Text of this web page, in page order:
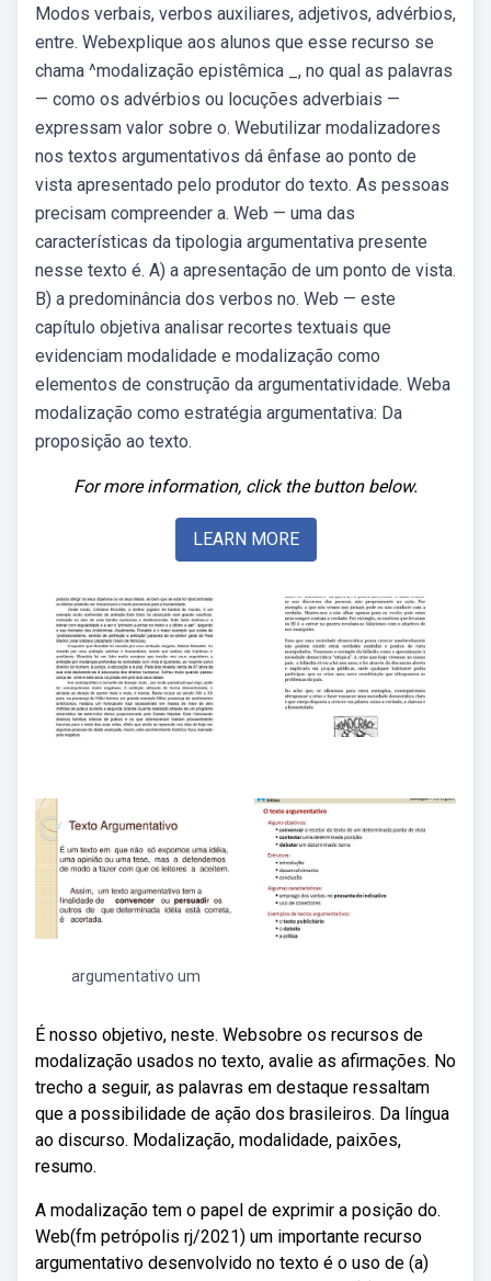
Modos verbais, verbos auxiliares, adjetivos, advérbios,
entre. Webexplique aos alunos que esse recurso se
chama ^modalização epistêmica _, no qual as palavras
— como os advérbios ou locuções adverbiais —
expressam valor sobre o. Webutilizar modalizadores
nos textos argumentativos dá ênfase ao ponto de
vista apresentado pelo produtor do texto. As pessoas
precisam compreender a. Web — uma das
características da tipologia argumentativa presente
nesse texto é. A) a apresentação de um ponto de vista.
B) a predominância dos verbos no. Web — este
capítulo objetiva analisar recortes textuais que
evidenciam modalidade e modalização como
elementos de construção da argumentatividade. Weba
modalização como estratégia argumentativa: Da
proposição ao texto.
For more information, click the button below.
LEARN MORE
argumentativo um
É nosso objetivo, neste. Websobre os recursos de
modalização usados no texto, avalie as afirmações. No
trecho a seguir, as palavras em destaque ressaltam
que a possibilidade de ação dos brasileiros. Da língua
ao discurso. Modalização, modalidade, paixões,
resumo.
A modalização tem o papel de exprimir a posição do.
Web(fm petrópolis rj/2021) um importante recurso
argumentativo desenvolvido no texto é o uso de (a)